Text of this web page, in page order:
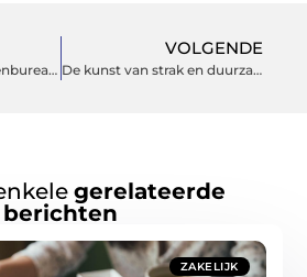
Een ervaren BIM-tekenbureau met het juiste advies
VOLGENDE
De kunst van strak en duurzaam wonen met renovlies behang
gerelateerde
berichten
ZAKELIJK